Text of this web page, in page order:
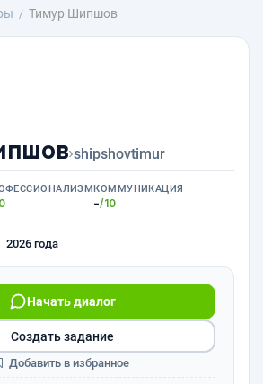
Тимур Шипшов
›shipshovtimur
КОММУНИКАЦИЯ
-/10
2026 года
Начать диалог
Создать задание
Добавить в избранное